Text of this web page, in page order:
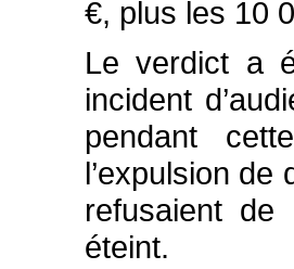
€, plus les 10
Le verdict a
incident
pendant
l’expulsion de
refusaient de
éteint.